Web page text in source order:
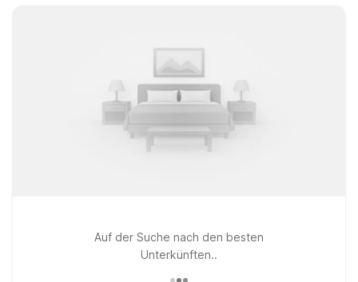
Auf der Suche nach den besten
Unterkünften..